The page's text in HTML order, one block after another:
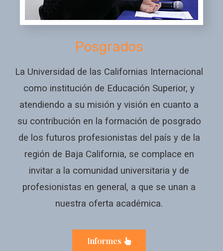
Posgrados
La Universidad de las Californias Internacional
como institución de Educación Superior, y
atendiendo a su misión y visión en cuanto a
su contribución en la formación de posgrado
de los futuros profesionistas del país y de la
región de Baja California, se complace en
invitar a la comunidad universitaria y de
profesionistas en general, a que se unan a
nuestra oferta académica.
Informes